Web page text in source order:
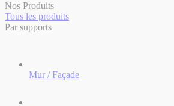
Nos Produits
Tous les produits
Par supports
Mur / Façade